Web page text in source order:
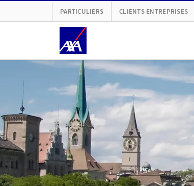
PARTICULIERS CLIENTS ENTREPRISES